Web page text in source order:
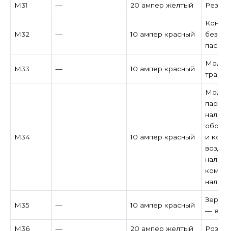
M31 — 20 ампер желтый
M32 — 10 ампер красный
M33 — 10 ампер красный
M34 10 ампер красный
и
M35 — 10 ампер красный
—
M36 — 20 ампер желтый